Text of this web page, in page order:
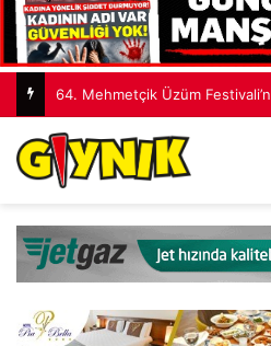
Çavuşoğlu’ndan Erenköy mesajı